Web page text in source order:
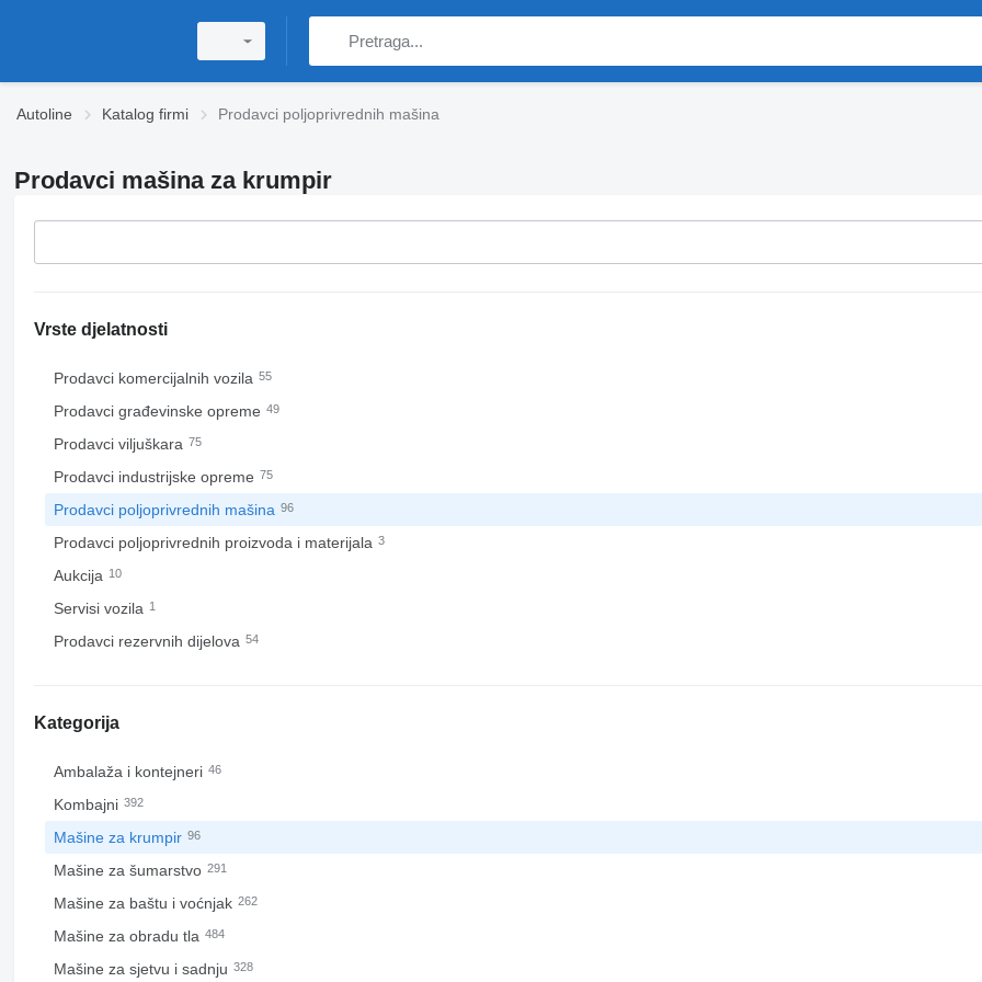
Autoline Katalog firmi Prodavci poljoprivrednih mašina
Prodavci mašina za krumpir
Vrste djelatnosti
Prodavci komercijalnih vozila 55
Prodavci građevinske opreme 49
Prodavci viljuškara 75
Prodavci industrijske opreme 75
Prodavci poljoprivrednih mašina 96
Prodavci poljoprivrednih proizvoda i materijala 3
Aukcija 10
Servisi vozila 1
Prodavci rezervnih dijelova 54
Kategorija
Ambalaža i kontejneri 46
Kombajni 392
Mašine za krumpir 96
Mašine za šumarstvo 291
Mašine za baštu i voćnjak 262
Mašine za obradu tla 484
Mašine za sjetvu i sadnju 328